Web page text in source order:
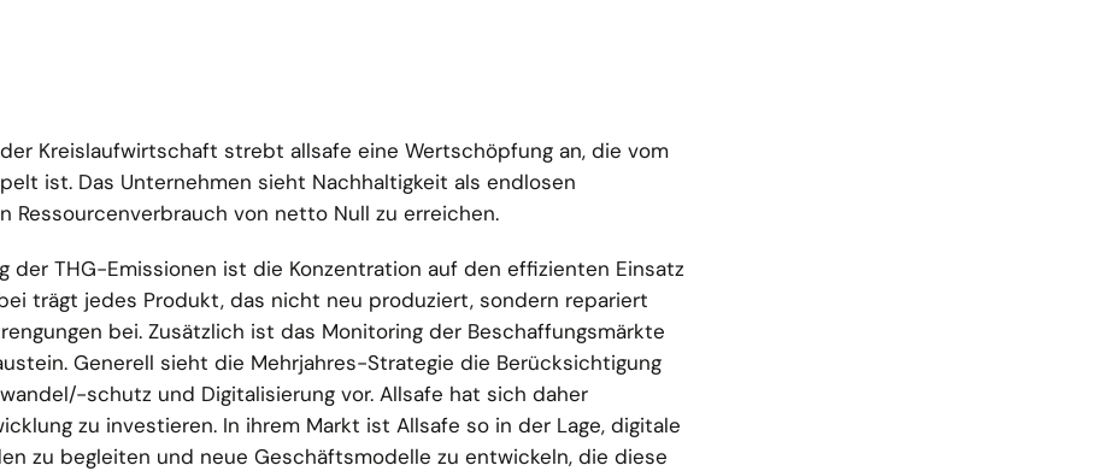
Kreislaufwirtschaft strebt allsafe eine Wertschöpfung an, die vom
ist. Das Unternehmen sieht Nachhaltigkeit als endlosen
Ressourcenverbrauch von netto Null zu erreichen.
der THG-Emissionen ist die Konzentration auf den effizienten Einsatz
trägt jedes Produkt, das nicht neu produziert, sondern repariert
bei. Zusätzlich ist das Monitoring der Beschaffungsmärkte
Generell sieht die Mehrjahres-Strategie die Berücksichtigung
schutz und Digitalisierung vor. Allsafe hat sich daher
zu investieren. In ihrem Markt ist Allsafe so in der Lage, digitale
zu begleiten und neue Geschäftsmodelle zu entwickeln, die diese